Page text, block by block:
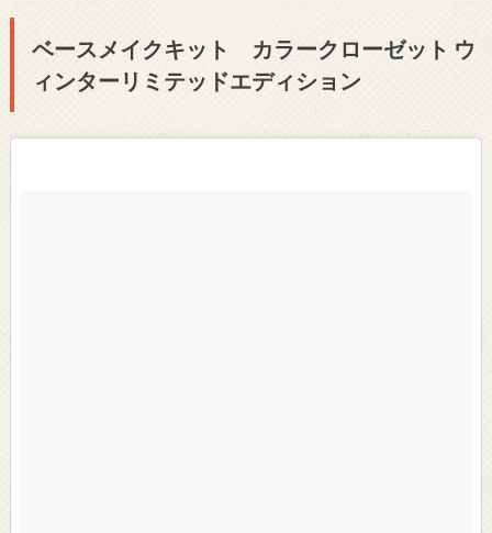
ベースメイクキット カラークローゼット ウ
ィンターリミテッドエディション